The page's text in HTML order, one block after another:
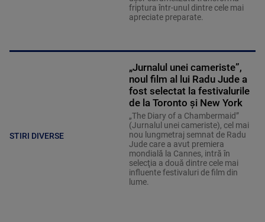
friptura într-unul dintre cele mai
apreciate preparate.
STIRI DIVERSE
„Jurnalul unei cameriste”,
noul film al lui Radu Jude a
fost selectat la festivalurile
de la Toronto și New York
„The Diary of a Chambermaid”
(Jurnalul unei cameriste), cel mai
nou lungmetraj semnat de Radu
Jude care a avut premiera
mondială la Cannes, intră în
selecţia a două dintre cele mai
influente festivaluri de film din
lume.